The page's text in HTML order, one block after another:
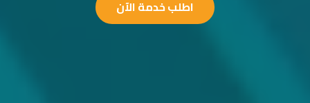
اطلب خدمة الآن